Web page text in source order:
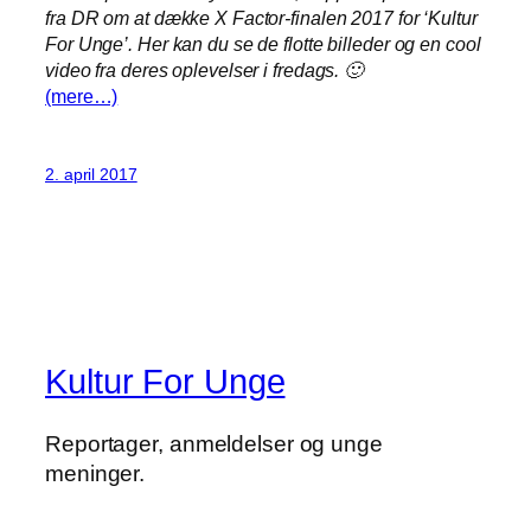
fra DR om at dække X Factor-finalen 2017 for ‘Kultur
For Unge’. Her kan du se de flotte billeder og en cool
video fra deres oplevelser i fredags. 🙂
(mere…)
2. april 2017
Kultur For Unge
Reportager, anmeldelser og unge
meninger.